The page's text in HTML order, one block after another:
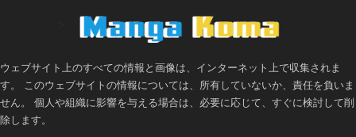
ウェブサイト上のすべての情報と画像は、インターネット上で収集されま
す。 このウェブサイトの情報については、所有していないか、責任を負いま
せん。 個人や組織に影響を与える場合は、必要に応じて、すぐに検討して削
除します。